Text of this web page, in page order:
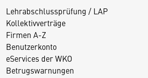
Lehrabschlussprüfung / LAP
Kollektivverträge
Firmen A-Z
Benutzerkonto
eServices der WKO
Betrugswarnungen